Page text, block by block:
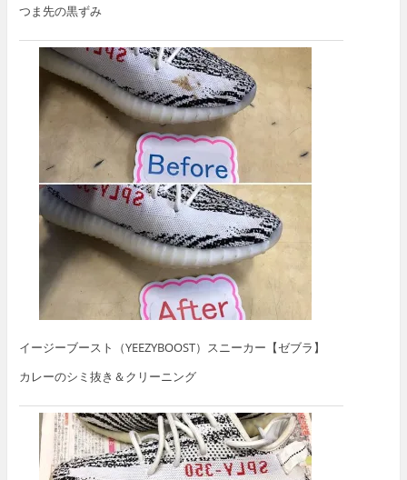
つま先の黒ずみ
イージーブースト（YEEZYBOOST）スニーカー【ゼブラ】
カレーのシミ抜き＆クリーニング